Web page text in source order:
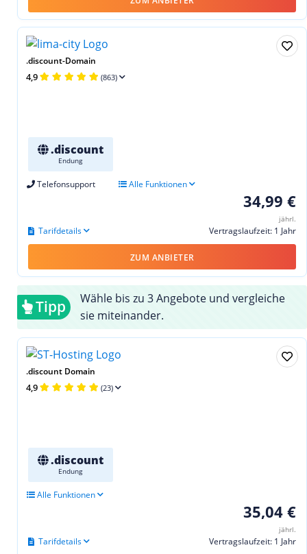
.discount-Domain
4,9 (863)
.discount
Endung
Telefonsupport Alle Funktionen
34,99 €
jährl.
Vertragslaufzeit: 1 Jahr
Tarifdetails
ZUM ANBIETER
Tipp
Wähle bis zu 3 Angebote und vergleiche
sie miteinander.
.discount Domain
4,9 (23)
.discount
Endung
Alle Funktionen
35,04 €
jährl.
Vertragslaufzeit: 1 Jahr
Tarifdetails